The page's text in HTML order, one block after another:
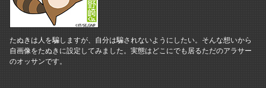
たぬきは人を騙しますが、自分は騙されないようにしたい。そんな想いから
自画像をたぬきに設定してみました。実態はどこにでも居るただのアラサー
のオッサンです。